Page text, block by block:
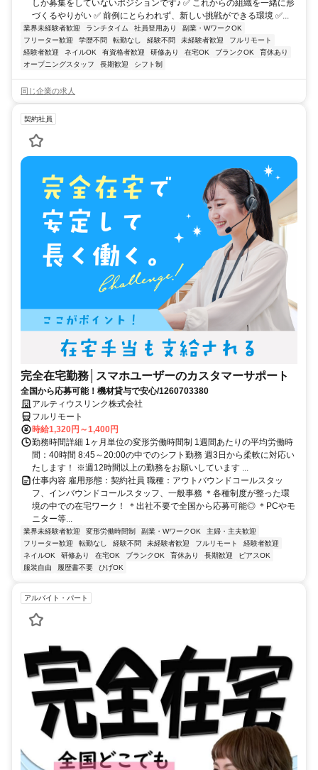
しか募集をしていないポジションです♪ ✅ これからの組織を一緒に形
づくるやりがい ✅ 前例にとらわれず、新しい挑戦ができる環境 ✅...
業界未経験者歓迎 ランチタイム 社員登用あり
副業・WワークOK
フリーター歓迎
学歴不問 転勤なし 経験不問 未経験者歓迎
フルリモート
経験者歓迎
ネイルOK 有資格者歓迎 研修あり 在宅OK ブランクOK
育休あり
オープニングスタッフ
長期歓迎 シフト制
同じ企業の求人
契約社員
完全在宅勤務│スマホユーザーのカスタマーサポート
全国から応募可能！機材貸与で安心/1260703380
アルティウスリンク株式会社
フルリモート
時給1,320円～1,400円
勤務時間詳細 1ヶ月単位の変形労働時間制 1週間あたりの平均労働時
間：40時間 8:45～20:00の中でのシフト勤務 週3日から柔軟に対応い
たします！ ※週12時間以上の勤務をお願いしています ...
仕事内容 雇用形態：契約社員 職種：アウトバウンドコールスタッ
フ、インバウンドコールスタッフ、一般事務 ＊各種制度が整った環
境の中での在宅ワーク！ ＊出社不要で全国から応募可能◎ ＊PCやモ
ニター等...
業界未経験者歓迎 変形労働時間制 副業・WワークOK
主婦・主夫歓迎
フリーター歓迎
転勤なし 経験不問 未経験者歓迎 フルリモート
経験者歓迎
ネイルOK
研修あり 在宅OK ブランクOK 育休あり 長期歓迎
ピアスOK
服装自由
履歴書不要 ひげOK
アルバイト・パート